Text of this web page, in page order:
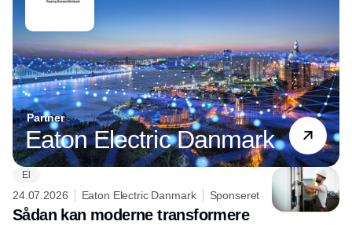
Partner
Eaton Electric Danmark
El
24.07.2026 Eaton Electric Danmark Sponseret
Sådan kan moderne transformere